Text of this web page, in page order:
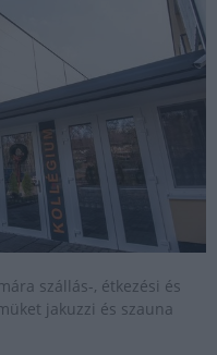
szállás-, étkezési és
jakuzzi és szauna